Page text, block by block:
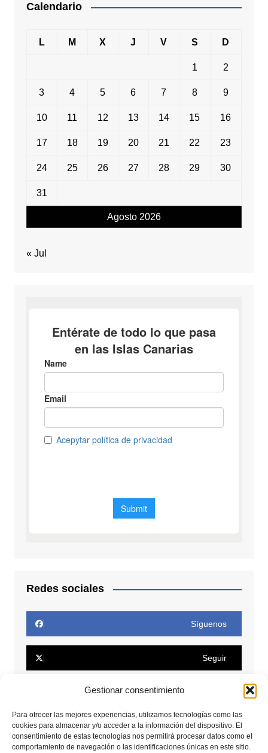
Gestionar consentimiento
Para ofrecer las mejores experiencias, utilizamos tecnologías como las
cookies para almacenar y/o acceder a la información del dispositivo. El
consentimiento de estas tecnologías nos permitirá procesar datos como el
comportamiento de navegación o las identificaciones únicas en este sitio.
Calendario
Agosto 2026
L M X J V S D
1 2
3 4 5 6 7 8 9
10 11 12 13 14 15 16
17 18 19 20 21 22 23
24 25 26 27 28 29 30
31
« Jul
Redes sociales
Síguenos
Seguir
Conectar